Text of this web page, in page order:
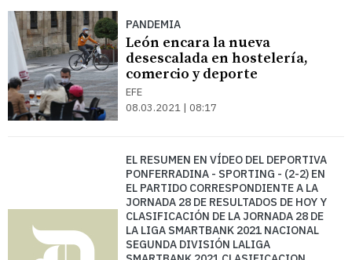
PANDEMIA
León encara la nueva
desescalada en hostelería,
comercio y deporte
EFE
08.03.2021 | 08:17
EL RESUMEN EN VÍDEO DEL DEPORTIVA
PONFERRADINA - SPORTING - (2-2) EN
EL PARTIDO CORRESPONDIENTE A LA
JORNADA 28 DE RESULTADOS DE HOY Y
CLASIFICACIÓN DE LA JORNADA 28 DE
LA LIGA SMARTBANK 2021 NACIONAL
SEGUNDA DIVISIÓN LALIGA